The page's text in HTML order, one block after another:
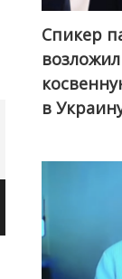
Спикер
в